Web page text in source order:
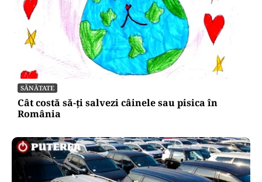
SĂNĂTATE
Cât costă să-ți salvezi câinele sau pisica în
România